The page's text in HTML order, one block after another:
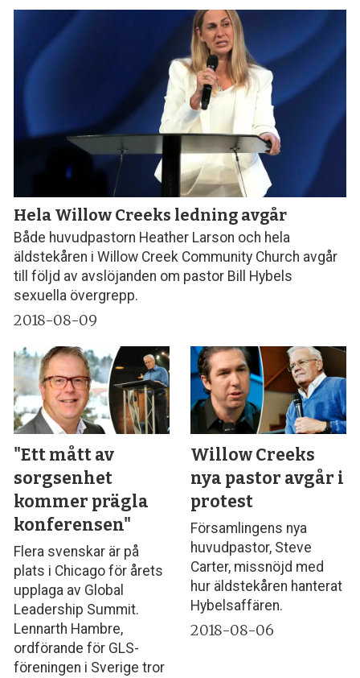
Hela Willow Creeks ledning avgår
Både huvudpastorn Heather Larson och hela
äldstekåren i Willow Creek Community Church avgår
till följd av avslöjanden om pastor Bill Hybels
sexuella övergrepp.
2018-08-09
"Ett mått av
sorgsenhet
kommer prägla
konferensen"
Flera svenskar är på
plats i Chicago för årets
upplaga av Global
Leadership Summit.
Lennarth Hambre,
ordförande för GLS-
föreningen i Sverige tror
Willow Creeks
nya pastor avgår i
protest
Församlingens nya
huvudpastor, Steve
Carter, missnöjd med
hur äldstekåren hanterat
Hybelsaffären.
2018-08-06